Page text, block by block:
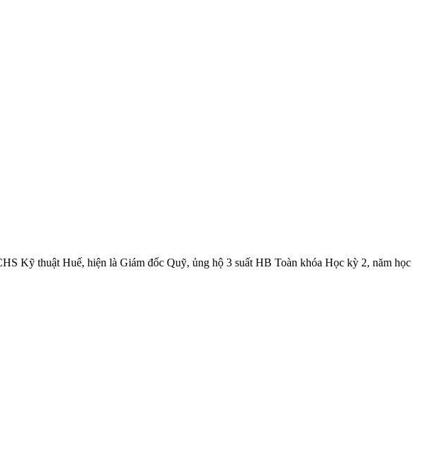
Kỹ thuật Huế, hiện là Giám đốc Quỹ, ủng hộ 3 suất HB Toàn khóa Học kỳ 2, năm học